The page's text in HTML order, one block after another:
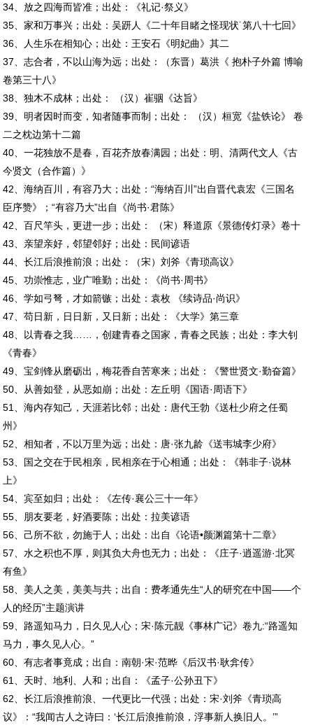
34、放之四海而皆准；出处：《礼记·祭义》
35、家和万事兴；出处：吴趼人《二十年目睹之怪现状˙第八十七回》
36、人生乐在相知心；出处：王安石《明妃曲》其二
37、志合者，不以山海为远；出处：（东晋）葛洪《 抱朴子外篇 博喻
卷第三十八》
38、独木不成林；出处： （汉）崔骃《达旨》
39、明者因时而变，知者随事而制；出处： （汉）桓宽《盐铁论》 卷
二之枕边第十二篇
40、一花独放不是春，百花齐放春满园；出处：明、清两代文人《古
今贤文（合作篇）》
42、海纳百川，有容乃大；出处：“海纳百川”出自晋代袁宏《三国名
臣序赞》；“有容乃大”出自《尚书·君陈》
42、百尺竿头，更进一步；出处： （宋）释道原《景德传灯录》卷十
43、亲望亲好，邻望邻好；出处：民间谚语
44、长江后浪推前浪；出处：（宋）刘斧《青琐高议》
45、功崇惟志，业广唯勤；出处：《尚书·周书》
46、学如弓弩，才如箭镞；出处：袁枚 《续诗品·尚识》
47、苟日新，日日新，又日新；出处：《大学》第三章
48、以青春之我……，创建青春之国家，青春之民族；出处：李大钊
《青春》
49、宝剑锋从磨砺出，梅花香自苦寒来；出处：《警世贤文·勤奋篇》
50、从善如登，从恶如崩；出处：左丘明《国语·周语下》
51、海内存知己，天涯若比邻；出处：唐代王勃《送杜少府之任蜀
州》
52、相知者，不以万里为远；出处：唐·张九龄《送韦城李少府》
53、国之交在于民相亲，民相亲在于心相通；出处：《韩非子·说林
上》
54、宾至如归；出处：《左传·襄公三十一年》
55、朋友要老，好酒要陈；出处：拉美谚语
56、己所不欲，勿施于人；出处：出自《论语•颜渊篇第十二章》
57、水之积也不厚，则其负大舟也无力；出处：《庄子·逍遥游·北冥
有鱼》
58、美人之美，美美与共；出自：费孝通先生“人的研究在中国——个
人的经历”主题演讲
59、路遥知马力，日久见人心；宋·陈元靓《事林广记》卷九:“路遥知
马力，事久见人心。”
60、有志者事竟成；出自：南朝·宋·范晔《后汉书·耿弇传》
61、天时、地利、人和；出自：《孟子·公孙丑下》
62、长江后浪推前浪、一代更比一代强；出处：宋·刘斧《青琐高
议》：“我闻古人之诗曰：‘长江后浪推前浪，浮事新人换旧人。’”